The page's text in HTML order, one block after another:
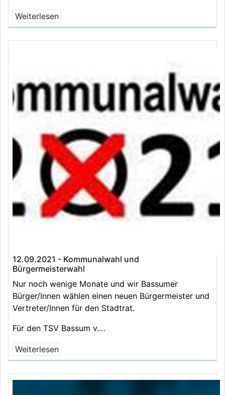
Weiterlesen
12.09.2021 - Kommunalwahl und
Bürgermeisterwahl
Nur noch wenige Monate und wir Bassumer
Bürger/Innen wählen einen neuen Bürgermeister und
Vertreter/Innen für den Stadtrat.
Für den TSV Bassum v.…
Weiterlesen